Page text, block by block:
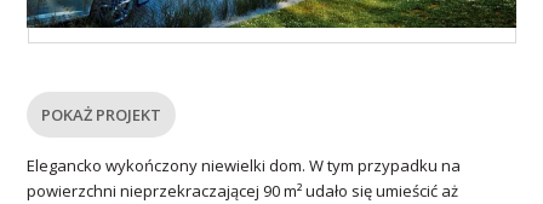
POKAŻ PROJEKT
Elegancko wykończony niewielki dom. W tym przypadku na
powierzchni nieprzekraczającej 90 m² udało się umieścić aż